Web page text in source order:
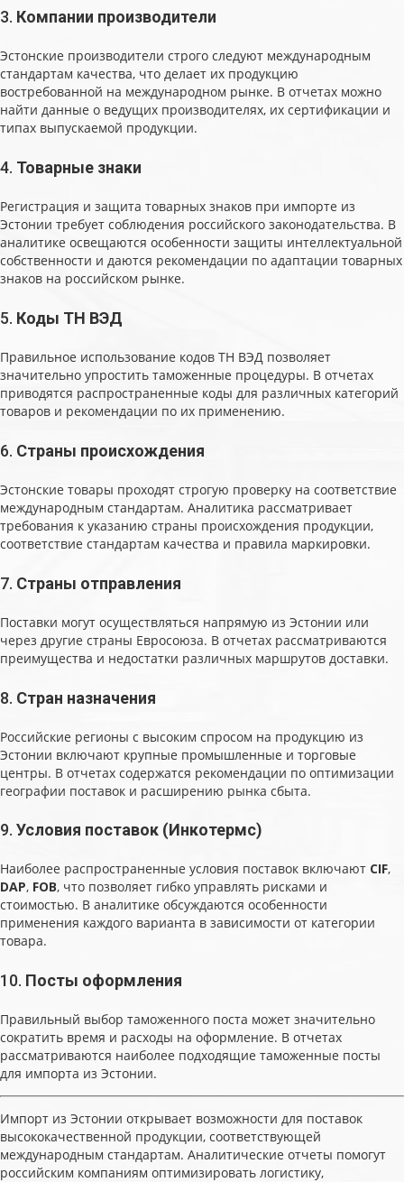
3. Компании производители
Эстонские производители строго следуют международным
стандартам качества, что делает их продукцию
востребованной на международном рынке. В отчетах можно
найти данные о ведущих производителях, их сертификации и
типах выпускаемой продукции.
4. Товарные знаки
Регистрация и защита товарных знаков при импорте из
Эстонии требует соблюдения российского законодательства. В
аналитике освещаются особенности защиты интеллектуальной
собственности и даются рекомендации по адаптации товарных
знаков на российском рынке.
5. Коды ТН ВЭД
Правильное использование кодов ТН ВЭД позволяет
значительно упростить таможенные процедуры. В отчетах
приводятся распространенные коды для различных категорий
товаров и рекомендации по их применению.
6. Страны происхождения
Эстонские товары проходят строгую проверку на соответствие
международным стандартам. Аналитика рассматривает
требования к указанию страны происхождения продукции,
соответствие стандартам качества и правила маркировки.
7. Страны отправления
Поставки могут осуществляться напрямую из Эстонии или
через другие страны Евросоюза. В отчетах рассматриваются
преимущества и недостатки различных маршрутов доставки.
8. Стран назначения
Российские регионы с высоким спросом на продукцию из
Эстонии включают крупные промышленные и торговые
центры. В отчетах содержатся рекомендации по оптимизации
географии поставок и расширению рынка сбыта.
9. Условия поставок (Инкотермс)
Наиболее распространенные условия поставок включают CIF,
DAP, FOB, что позволяет гибко управлять рисками и
стоимостью. В аналитике обсуждаются особенности
применения каждого варианта в зависимости от категории
товара.
10. Посты оформления
Правильный выбор таможенного поста может значительно
сократить время и расходы на оформление. В отчетах
рассматриваются наиболее подходящие таможенные посты
для импорта из Эстонии.
Импорт из Эстонии открывает возможности для поставок
высококачественной продукции, соответствующей
международным стандартам. Аналитические отчеты помогут
российским компаниям оптимизировать логистику,